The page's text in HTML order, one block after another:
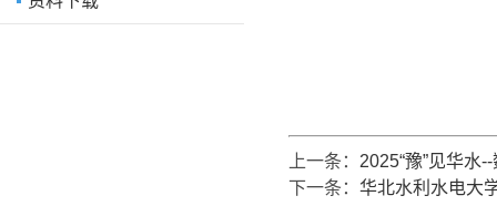
上一条： 2025“豫”见华水
下一条： 华北水利水电大